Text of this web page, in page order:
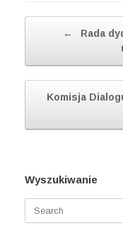
←
Rada
Komisja
Wyszukiwanie